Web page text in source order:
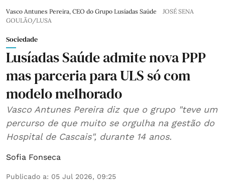
Vasco Antunes Pereira, CEO do Grupo Lusíadas Saúde
JOSÉ SENA
GOULÃO/LUSA
Sociedade
Lusíadas Saúde admite nova PPP
mas parceria para ULS só com
modelo melhorado
Vasco Antunes Pereira diz que o grupo "teve um
percurso de que muito se orgulha na gestão do
Hospital de Cascais", durante 14 anos.
Sofia Fonseca
Publicado a: 05 Jul 2026, 09:25